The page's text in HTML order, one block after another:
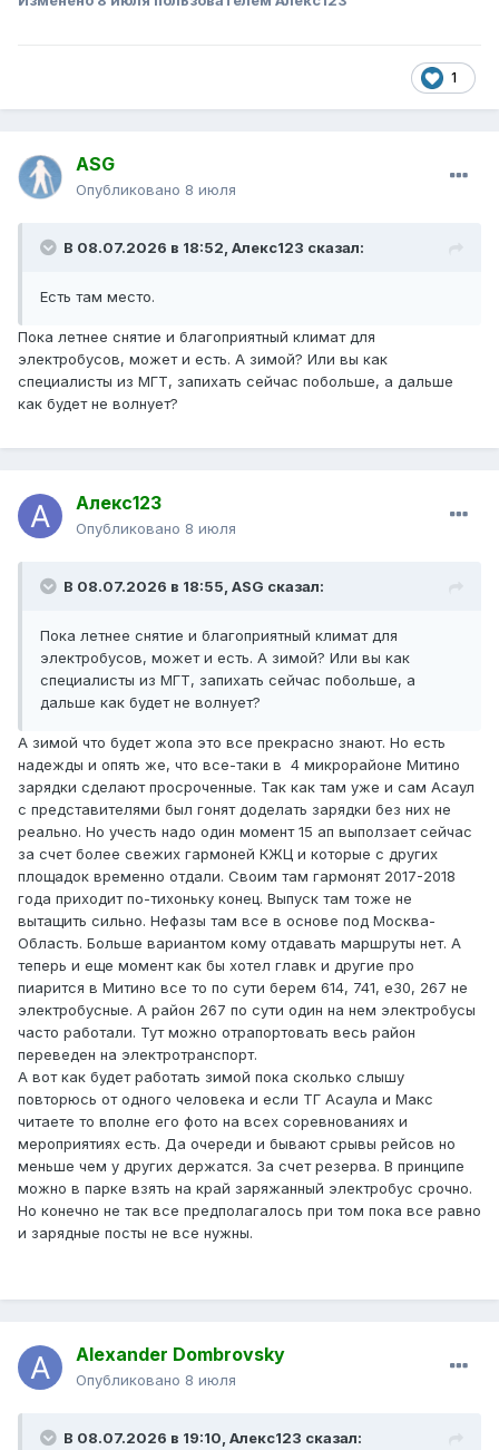
1
ASG
Опубликовано 8 июля
В 08.07.2026 в 18:52, Алекс123 сказал:
Есть там место.
Пока летнее снятие и благоприятный климат для
электробусов, может и есть. А зимой? Или вы как
специалисты из МГТ, запихать сейчас побольше, а дальше
как будет не волнует?
Алекс123
Опубликовано 8 июля
В 08.07.2026 в 18:55, ASG сказал:
Пока летнее снятие и благоприятный климат для
электробусов, может и есть. А зимой? Или вы как
специалисты из МГТ, запихать сейчас побольше, а
дальше как будет не волнует?
А зимой что будет жопа это все прекрасно знают. Но есть
надежды и опять же, что все-таки в 4 микрорайоне Митино
зарядки сделают просроченные. Так как там уже и сам Асаул
с представителями был гонят доделать зарядки без них не
реально. Но учесть надо один момент 15 ап выползает сейчас
за счет более свежих гармоней КЖЦ и которые с других
площадок временно отдали. Своим там гармонят 2017-2018
года приходит по-тихоньку конец. Выпуск там тоже не
вытащить сильно. Нефазы там все в основе под Москва-
Область. Больше вариантом кому отдавать маршруты нет. А
теперь и еще момент как бы хотел главк и другие про
пиарится в Митино все то по сути берем 614, 741, е30, 267 не
электробусные. А район 267 по сути один на нем электробусы
часто работали. Тут можно отрапортовать весь район
переведен на электротранспорт.
А вот как будет работать зимой пока сколько слышу
повторюсь от одного человека и если ТГ Асаула и Макс
читаете то вполне его фото на всех соревнованиях и
мероприятиях есть. Да очереди и бывают срывы рейсов но
меньше чем у других держатся. За счет резерва. В принципе
можно в парке взять на край заряжанный электробус срочно.
Но конечно не так все предполагалось при том пока все равно
и зарядные посты не все нужны.
Alexander Dombrovsky
Опубликовано 8 июля
В 08.07.2026 в 19:10, Алекс123 сказал: